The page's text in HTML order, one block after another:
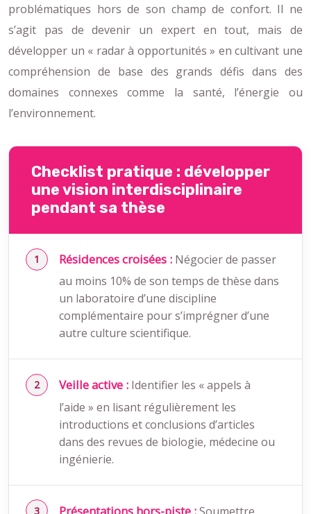
problématiques hors de son champ de confort. Il ne
s’agit pas de devenir un expert en tout, mais de
développer un « radar à opportunités » en cultivant une
compréhension de base des grands défis dans des
domaines connexes comme la santé, l’énergie ou
l’environnement.
Checklist pratique : développer
une vision interdisciplinaire
pendant sa thèse
Résidences croisées : Négocier de passer
au moins 10% de son temps de thèse dans
un laboratoire d’une discipline
complémentaire pour s’imprégner d’une
autre culture scientifique.
Veille active : Identifier les « appels à
l’aide » en lisant régulièrement les
introductions et conclusions d’articles
dans des revues de biologie, médecine ou
ingénierie.
Présentations hors-piste :Soumettre